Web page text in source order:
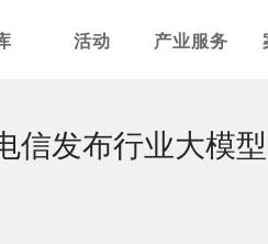
活动 产业服务
信发布行业大模